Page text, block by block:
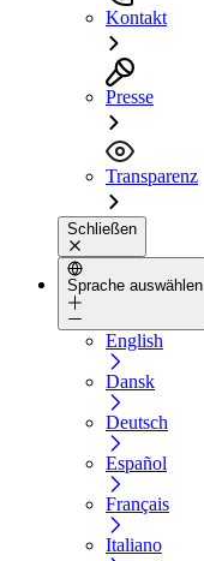
Kontakt
Presse
Transparenz
Schließen
Sprache auswählen
English
Dansk
Deutsch
Español
Français
Italiano